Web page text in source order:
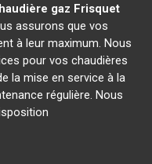
gaz Frisquet
assurons que vos
à leur maximum. Nous
pour vos chaudières
la mise en service à la
régulière. Nous